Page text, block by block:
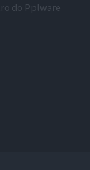
do Pplware